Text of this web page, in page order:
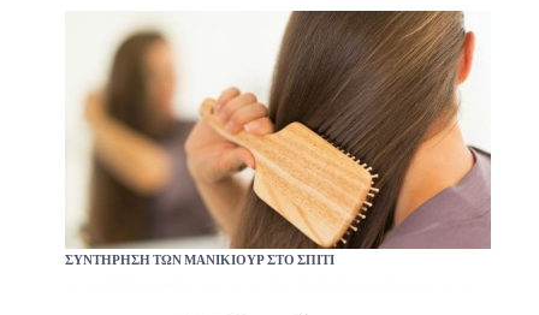
ΣΥΝΤΉΡΗΣΗ ΤΩΝ ΜΑΝΙΚΙΟΎΡ ΣΤΟ ΣΠΊΤΙ